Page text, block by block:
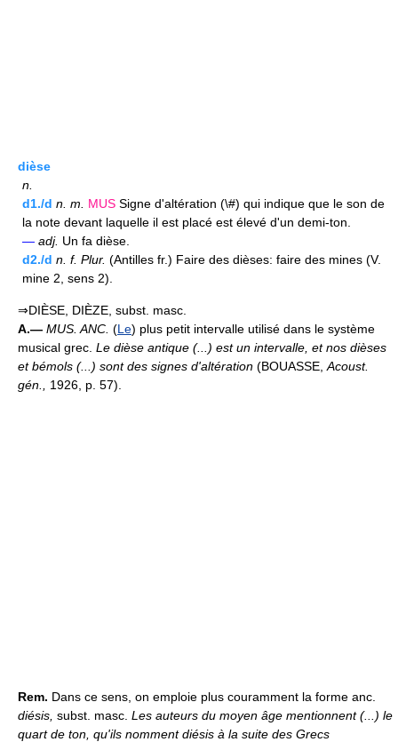
dièse
n.
d1./d n. m. MUS Signe d'altération (\#) qui indique que le son de
la note devant laquelle il est placé est élevé d'un demi-ton.
— adj. Un fa dièse.
d2./d n. f. Plur. (Antilles fr.) Faire des dièses: faire des mines (V.
mine 2, sens 2).
⇒DIÈSE, DIÈZE, subst. masc.
A.— MUS. ANC. (Le) plus petit intervalle utilisé dans le système
musical grec. Le dièse antique (...) est un intervalle, et nos dièses
et bémols (...) sont des signes d'altération (BOUASSE, Acoust.
gén., 1926, p. 57).
Rem. Dans ce sens, on emploie plus couramment la forme anc.
diésis, subst. masc. Les auteurs du moyen âge mentionnent (...) le
quart de ton, qu'ils nomment diésis à la suite des Grecs